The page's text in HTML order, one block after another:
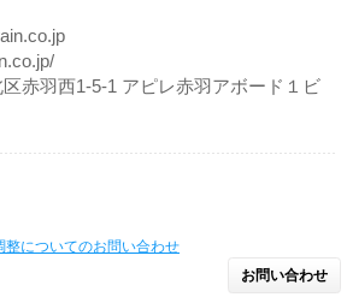
赤羽西1-5-1 アピレ赤羽アボード１ビ
についてのお問い合わせ
お問い合わせ